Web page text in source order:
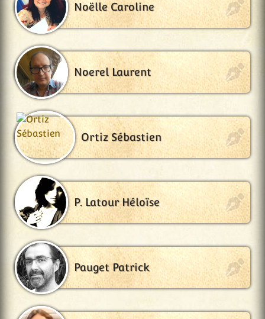
Noëlle Caroline
Noerel Laurent
Ortiz Sébastien
P. Latour Héloïse
Pauget Patrick